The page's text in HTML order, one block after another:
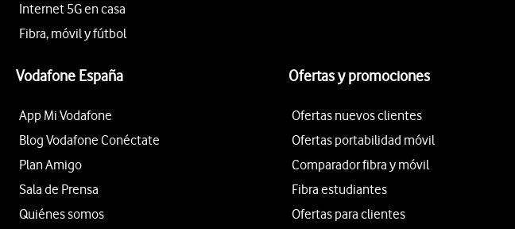
Internet 5G en casa
Fibra, móvil y fútbol
Vodafone España
App Mi Vodafone
Blog Vodafone Conéctate
Plan Amigo
Sala de Prensa
Quiénes somos
Ofertas y promociones
Ofertas nuevos clientes
Ofertas portabilidad móvil
Comparador fibra y móvil
Fibra estudiantes
Ofertas para clientes